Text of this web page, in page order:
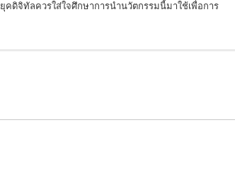
ดิจิทัลควรใส่ใจศึกษาการนำนวัตกรรมนี้มาใช้เพื่อการ